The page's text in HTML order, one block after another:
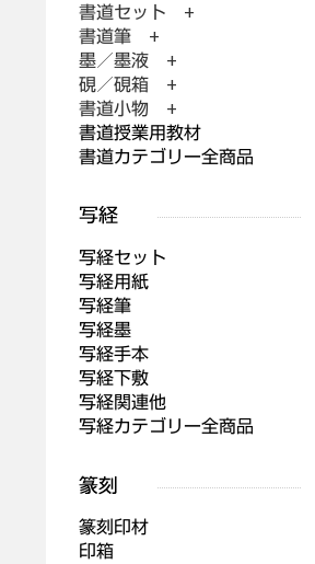
書道セット +
書道筆 +
墨／墨液 +
硯／硯箱 +
書道小物 +
書道授業用教材
書道カテゴリー全商品
写経セット
写経用紙
写経筆
写経墨
写経手本
写経下敷
写経関連他
写経カテゴリー全商品
篆刻印材
印箱